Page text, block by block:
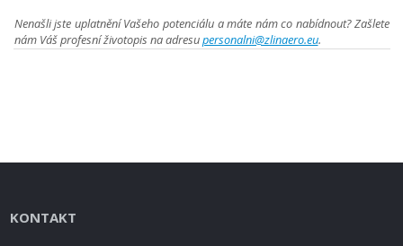
Nenašli jste uplatnění Vašeho potenciálu a máte nám co nabídnout? Zašlete
nám Váš profesní životopis na adresupersonalni@zlinaero.eu.
KONTAKT